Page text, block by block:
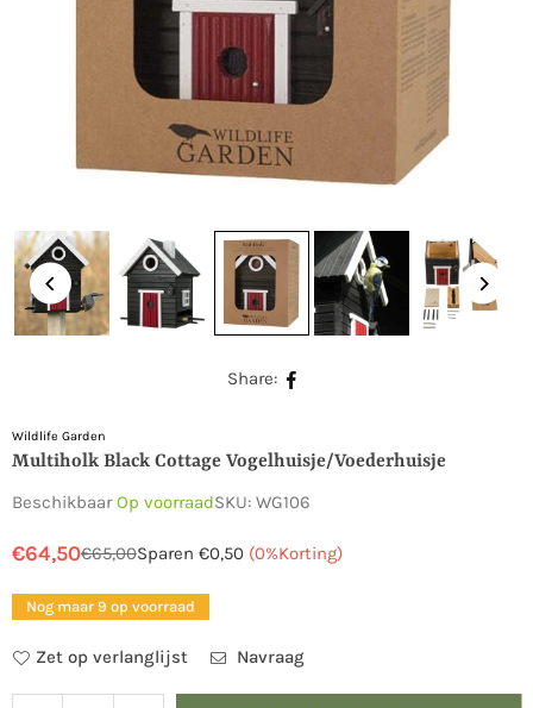
Share:
Wildlife Garden
Multiholk Black Cottage Vogelhuisje/voederhuisje
BeschikbaarOp voorraadSKU: WG106
Normale
prijs
€64,50€65,00Sparen €0,50 (0%Korting)
Nog maar 9 op voorraad
Zet op verlanglijst Navraag